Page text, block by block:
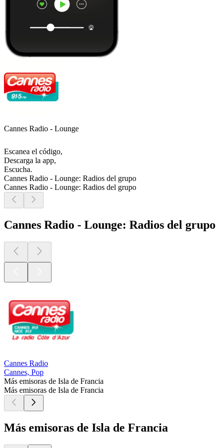
Cannes Radio - Lounge
Escanea el código,
Descarga la app,
Escucha.
Cannes Radio - Lounge: Radios del grupo
Cannes Radio - Lounge: Radios del grupo
Cannes Radio - Lounge: Radios del grupo
Cannes Radio
Cannes, Pop
Más emisoras de Isla de Francia
Más emisoras de Isla de Francia
Más emisoras de Isla de Francia